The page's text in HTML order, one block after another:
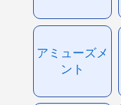
アミューズメ
ント